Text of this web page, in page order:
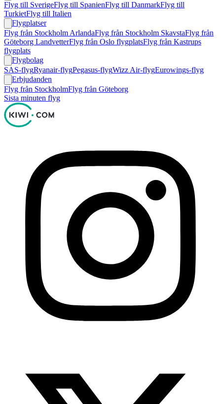
Flyg till SverigeFlyg till SpanienFlyg till DanmarkFlyg till
TurkietFlyg till Italien
Flygplatser
Flyg från Stockholm ArlandaFlyg från Stockholm SkavstaFlyg från
Göteborg LandvetterFlyg från Oslo flygplatsFlyg från Kastrups
flygplats
Flygbolag
SAS-flygRyanair-flygPegasus-flygWizz Air-flygEurowings-flyg
Erbjudanden
Flyg från StockholmFlyg från Göteborg
Sista minuten flyg